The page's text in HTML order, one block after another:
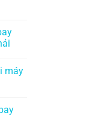
máy